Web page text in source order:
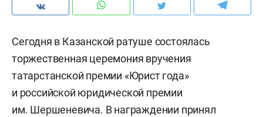
Сегодня в Казанской ратуше состоялась
торжественная церемония вручения
татарстанской премии «Юрист года»
и российской юридической премии
им. Шершеневича. В награждении принял